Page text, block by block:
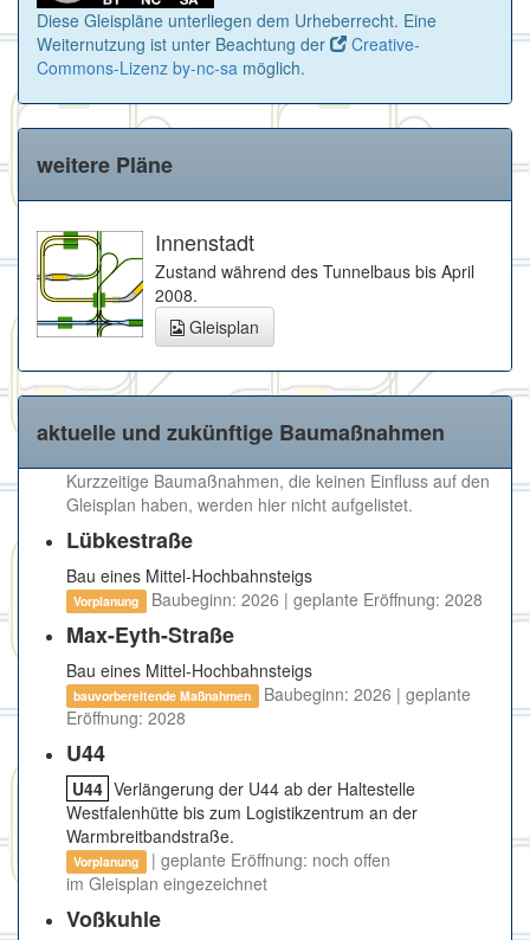
Diese Gleispläne unterliegen dem Urheberrecht. Eine
Weiternutzung ist unter Beachtung der
Creative-
Commons-Lizenz by-nc-sa möglich.
weitere Pläne
Innenstadt
Zustand während des Tunnelbaus bis April
2008.
Gleisplan
aktuelle und zukünftige Baumaßnahmen
Kurzzeitige Baumaßnahmen, die keinen Einfluss auf den
Gleisplan haben, werden hier nicht aufgelistet.
Lübkestraße
Bau eines Mittel-Hochbahnsteigs
Vorplanung Baubeginn: 2026 | geplante Eröffnung: 2028
Max-Eyth-Straße
Bau eines Mittel-Hochbahnsteigs
bauvorbereitende Maßnahmen
Baubeginn: 2026 | geplante
Eröffnung: 2028
U44
U44 Verlängerung der U44 ab der Haltestelle
Westfalenhütte bis zum Logistikzentrum an der
Warmbreitbandstraße.
Vorplanung
| geplante Eröffnung: noch offen
im Gleisplan eingezeichnet
Voßkuhle